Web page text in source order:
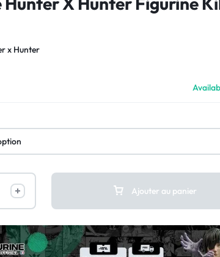
x Hunter
Ajouter au panier